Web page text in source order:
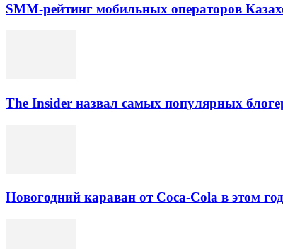
SMM-рейтинг мобильных операторов
The Insider назвал самых популярных
Новогодний караван от Coca-Cola в этом